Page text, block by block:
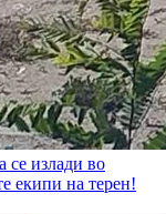
излади во
екипи на терен!